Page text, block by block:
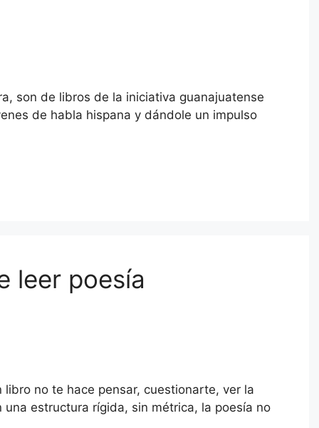
son de libros de la iniciativa guanajuatense
de habla hispana y dándole un impulso
leer poesía
no te hace pensar, cuestionarte, ver la
estructura rígida, sin métrica, la poesía no